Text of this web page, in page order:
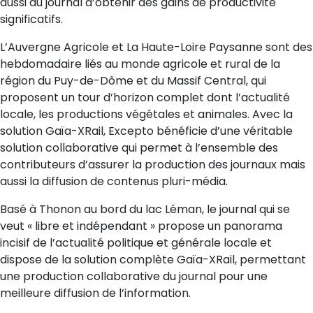
significatifs.
L’Auvergne Agricole et La Haute-Loire Paysanne sont des
hebdomadaire liés au monde agricole et rural de la
région du Puy-de-Dôme et du Massif Central, qui
proposent un tour d’horizon complet dont l’actualité
locale, les productions végétales et animales. Avec la
solution Gaïa-XRail, Excepto bénéficie d’une véritable
solution collaborative qui permet à l’ensemble des
contributeurs d’assurer la production des journaux mais
aussi la diffusion de contenus pluri-média.
Basé à Thonon au bord du lac Léman, le journal qui se
veut « libre et indépendant » propose un panorama
incisif de l’actualité politique et générale locale et
dispose de la solution complète Gaïa-XRail, permettant
une production collaborative du journal pour une
meilleure diffusion de l’information.